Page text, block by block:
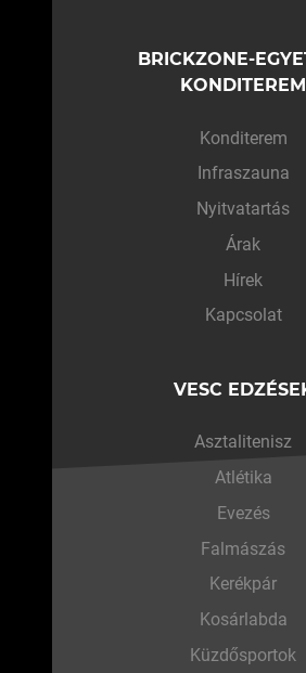
BRICKZONE-
KONDITEREM
Konditerem
Infraszauna
Nyitvatartás
Árak
Hírek
Kapcsolat
VESC
Asztalitenisz
Atlétika
Evezés
Falmászás
Kerékpár
Kosárlabda
Küzdősportok